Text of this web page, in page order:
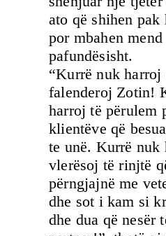
ato që shihen pak
por mbahen mend
pafundësisht.
“Kurrë nuk harroj
falenderoj Zotin!
harroj të përulem
klientëve që
te unë. Kurrë nuk
vlerësoj të rinjtë
përngjajnë me
dhe sot i kam si
dhe dua që nesër